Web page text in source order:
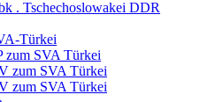
. Tschechoslowakei DDR
Türkei
zum SVA Türkei
zum SVA Türkei
zum SVA Türkei